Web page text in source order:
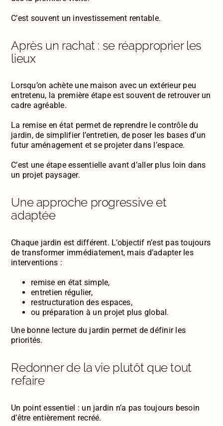
C’est souvent un investissement rentable.
Après un rachat : se réapproprier les
lieux
Lorsqu’on achète une maison avec un extérieur peu
entretenu, la première étape est souvent de retrouver un
cadre agréable.
La remise en état permet de reprendre le contrôle du
jardin, de simplifier l’entretien, de poser les bases d’un
futur aménagement et se projeter dans l’espace.
C’est une étape essentielle avant d’aller plus loin dans
un projet paysager.
Une approche progressive et
adaptée
Chaque jardin est différent. L’objectif n’est pas toujours
de transformer immédiatement, mais d’adapter les
interventions :
remise en état simple,
entretien régulier,
restructuration des espaces,
ou préparation à un projet plus global.
Une bonne lecture du jardin permet de définir les
priorités.
Redonner de la vie plutôt que tout
refaire
Un point essentiel : un jardin n’a pas toujours besoin
d’être entièrement recréé.